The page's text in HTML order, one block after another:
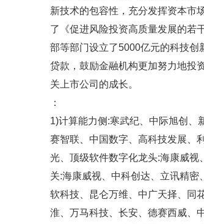
新技术的包容性，充分发挥资本市
了《促进风险投资高质量发展的若
部等部门设立了5000亿元的科技
贷款，鼓励金融机构更加努力地投
关上市公司的成长。
：
1)计算能力侧:寒武纪、中际旭创、
赛智联、中国数字、高科技发展、
光、顶级软件数字化龙头:海康威
关:海康威视、中科创达、立讯精
软科技、昆仑万维、中广天择、同
淮、万马科技、长安、德赛西威、